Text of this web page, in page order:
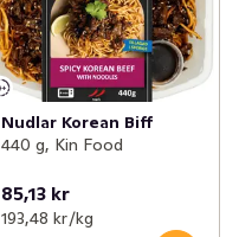
Nudlar Korean Biff
440 g, Kin Food
85,13 kr
193,48 kr /kg